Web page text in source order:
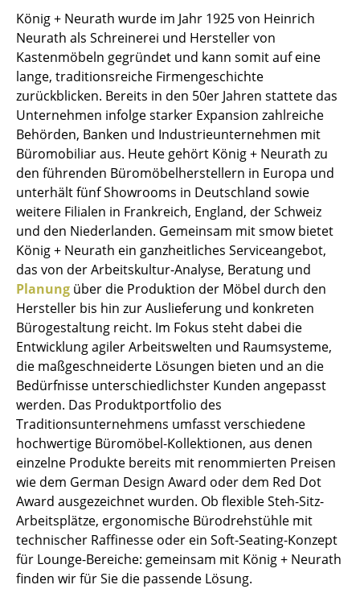
Konferenzstühle
Bürosessel
Einzelteile
... alle Sitzmöbel
Tische
Esstische
Beistelltische
Couchtische
Schreibtische
Sekretäre & PC-Tische
Konferenztische
Stehtische & Stehpulte
Kindertische
Gartentische
Servierwagen
Einzelteile
... alle Tische
Aufbewahren
König + Neurath wurde im Jahr 1925 von Heinrich
Neurath als Schreinerei und Hersteller von
Kastenmöbeln gegründet und kann somit auf eine
lange, traditionsreiche Firmengeschichte
zurückblicken. Bereits in den 50er Jahren stattete das
Unternehmen infolge starker Expansion zahlreiche
Behörden, Banken und Industrieunternehmen mit
Büromobiliar aus. Heute gehört König + Neurath zu
den führenden Büromöbelherstellern in Europa und
unterhält fünf Showrooms in Deutschland sowie
weitere Filialen in Frankreich, England, der Schweiz
und den Niederlanden. Gemeinsam mit smow bietet
König + Neurath ein ganzheitliches Serviceangebot,
das von der Arbeitskultur-Analyse, Beratung und
Planung über die Produktion der Möbel durch den
Hersteller bis hin zur Auslieferung und konkreten
Bürogestaltung reicht. Im Fokus steht dabei die
Entwicklung agiler Arbeitswelten und Raumsysteme,
die maßgeschneiderte Lösungen bieten und an die
Bedürfnisse unterschiedlichster Kunden angepasst
werden. Das Produktportfolio des
Traditionsunternehmens umfasst verschiedene
hochwertige Büromöbel-Kollektionen, aus denen
einzelne Produkte bereits mit renommierten Preisen
wie dem German Design Award oder dem Red Dot
Award ausgezeichnet wurden. Ob flexible Steh-Sitz-
Arbeitsplätze, ergonomische Bürodrehstühle mit
technischer Raffinesse oder ein Soft-Seating-Konzept
für Lounge-Bereiche: gemeinsam mit König + Neurath
finden wir für Sie die passende Lösung.